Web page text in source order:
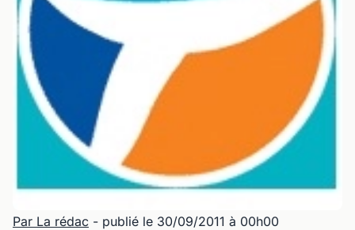
Par La rédac - publié le 30/09/2011 à 00h00